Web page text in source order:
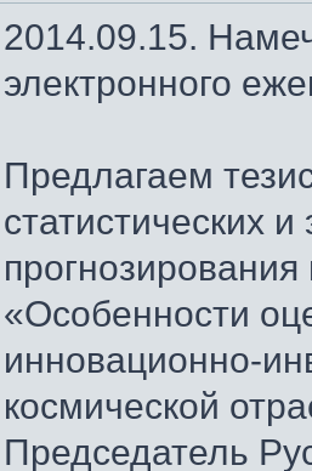
2014.09.15.
электронного
Предлагаем
статистических
«Особенности
инновационно-
космической
Председатель